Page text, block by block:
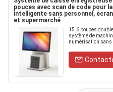
pouces avec scan de code pour
intelligente sans personnel,
et supermarché
15.6 pouces
système de
numérisation sans